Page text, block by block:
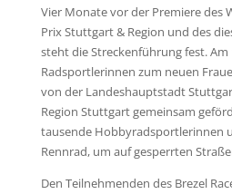
Vier Monate vor der Premiere des
Prix Stuttgart & Region und des
steht die Streckenführung fest. Am
Radsportlerinnen zum neuen
von der Landeshauptstadt
Region Stuttgart gemeinsam
tausende Hobbyradsportlerinnen
Rennrad, um auf gesperrten
Den Teilnehmenden des Brezel